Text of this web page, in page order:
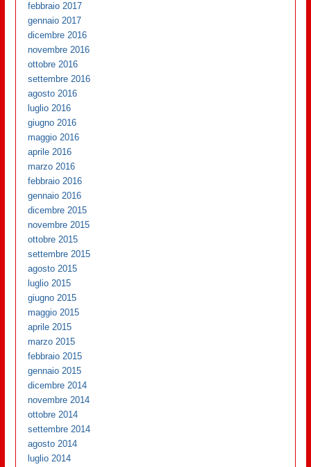
febbraio 2017
gennaio 2017
dicembre 2016
novembre 2016
ottobre 2016
settembre 2016
agosto 2016
luglio 2016
giugno 2016
maggio 2016
aprile 2016
marzo 2016
febbraio 2016
gennaio 2016
dicembre 2015
novembre 2015
ottobre 2015
settembre 2015
agosto 2015
luglio 2015
giugno 2015
maggio 2015
aprile 2015
marzo 2015
febbraio 2015
gennaio 2015
dicembre 2014
novembre 2014
ottobre 2014
settembre 2014
agosto 2014
luglio 2014